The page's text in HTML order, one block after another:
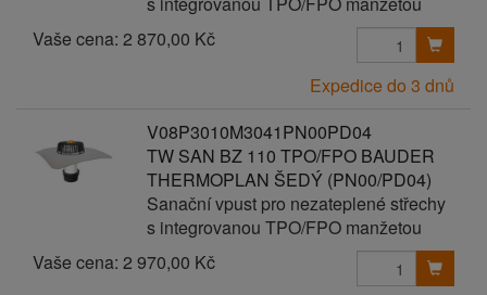
Vaše cena: 2 870,00 Kč
Expedice do 3 dnů
V08P3010M3041PN00PD04
TW SAN BZ 110 TPO/FPO BAUDER
THERMOPLAN ŠEDÝ (PN00/PD04)
Sanační vpust pro nezateplené střechy
s integrovanou TPO/FPO manžetou
Vaše cena: 2 970,00 Kč